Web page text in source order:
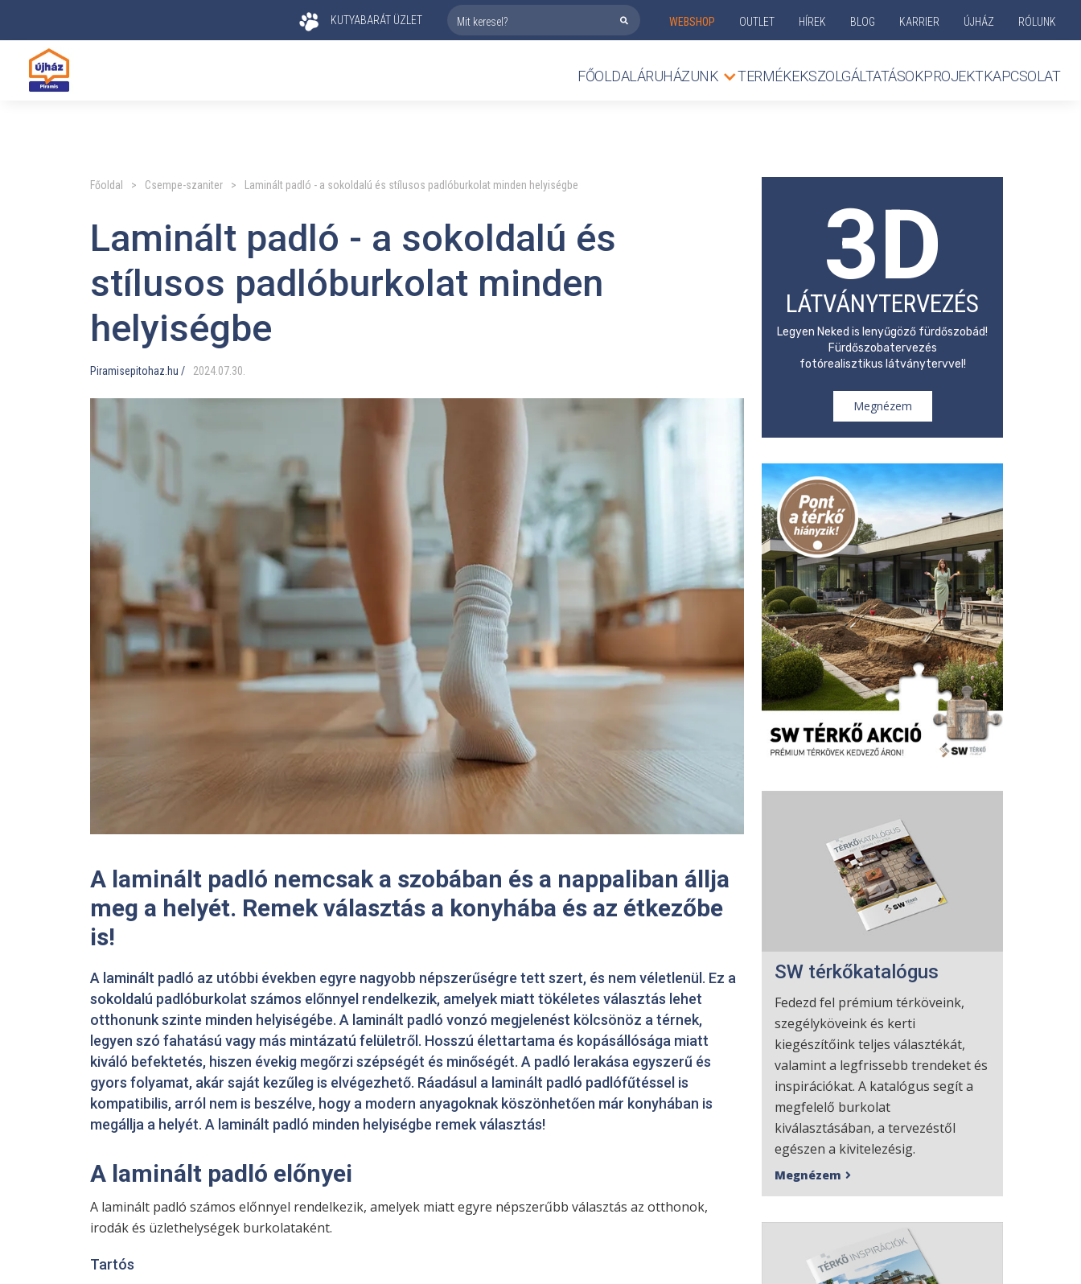
KUTYABARÁT ÜZLET WEBSHOP OUTLET HÍREK BLOG KARRIER ÚJHÁZ RÓLUNK
FŐOLDALÁRUHÁZUNK TERMÉKEKSZOLGÁLTATÁSOKPROJEKTKAPCSOLAT
Főoldal > Csempe-szaniter > Laminált padló - a sokoldalú és stílusos padlóburkolat minden helyiségbe
Laminált padló - a sokoldalú és
stílusos padlóburkolat minden
helyiségbe
Piramisepitohaz.hu / 2024 07 30
A laminált padló nemcsak a szobában és a nappaliban állja
meg a helyét. Remek választás a konyhába és az étkezőbe
is!
A laminált padló az utóbbi években egyre nagyobb népszerűségre tett szert, és nem véletlenül. Ez a
sokoldalú padlóburkolat számos előnnyel rendelkezik, amelyek miatt tökéletes választás lehet
otthonunk szinte minden helyiségébe. A laminált padló vonzó megjelenést kölcsönöz a térnek,
legyen szó fahatású vagy más mintázatú felületről. Hosszú élettartama és kopásállósága miatt
kiváló befektetés, hiszen évekig megőrzi szépségét és minőségét. A padló lerakása egyszerű és
gyors folyamat, akár saját kezűleg is elvégezhető. Ráadásul a laminált padló padlófűtéssel is
kompatibilis, arról nem is beszélve, hogy a modern anyagoknak köszönhetően már konyhában is
megállja a helyét. A laminált padló minden helyiségbe remek választás!
A laminált padló előnyei
A laminált padló számos előnnyel rendelkezik, amelyek miatt egyre népszerűbb választás az otthonok,
irodák és üzlethelységek burkolataként.
Tartós
3D
LÁTVÁNYTERVEZÉS
Legyen Neked is lenyűgöző fürdőszobád!
Fürdőszobatervezés
fotórealisztikus látványtervvel!
Megnézem
SW térkőkatalógus
Fedezd fel prémium térköveink,
szegélyköveink és kerti
kiegészítőink teljes választékát,
valamint a legfrissebb trendeket és
inspirációkat. A katalógus segít a
megfelelő burkolat
kiválasztásában, a tervezéstől
egészen a kivitelezésig.
Megnézem 